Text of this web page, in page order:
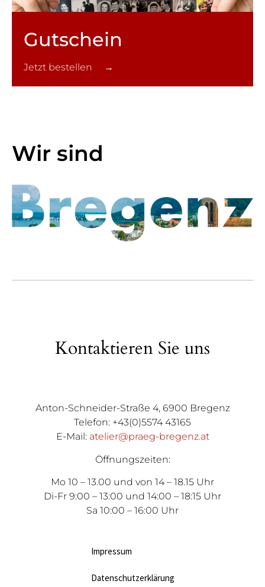
Gutschein
Jetzt bestellen →
Wir sind
Kontaktieren Sie uns
Anton-Schneider-Straße 4, 6900 Bregenz
Telefon: +43(0)5574 43165
E-Mail: atelier@praeg-bregenz.at
Öffnungszeiten:
Mo 10 – 13.00 und von 14 – 18.15 Uhr
Di-Fr 9:00 – 13:00 und 14:00 – 18:15 Uhr
Sa 10:00 – 16:00 Uhr
Impressum
Datenschutzerklärung